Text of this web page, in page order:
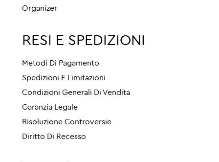
Organizer
RESI E SPEDIZIONI
Metodi Di Pagamento
Spedizioni E Limitazioni
Condizioni Generali Di Vendita
Garanzia Legale
Risoluzione Controversie
Diritto Di Recesso